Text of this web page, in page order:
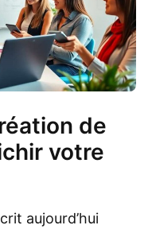
de
votre
aujourd’hui